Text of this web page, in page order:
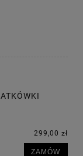
299,00 zł
ZAMÓW